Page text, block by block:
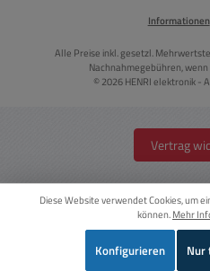
Informationen
Alle Preise inkl. gesetzl.
Nachnahmegebühren,
© 2026 HENRI elektronik -
Vertrag
Diese Website verwendet Cookies, um
können.Mehr
Nur
Konfigurieren